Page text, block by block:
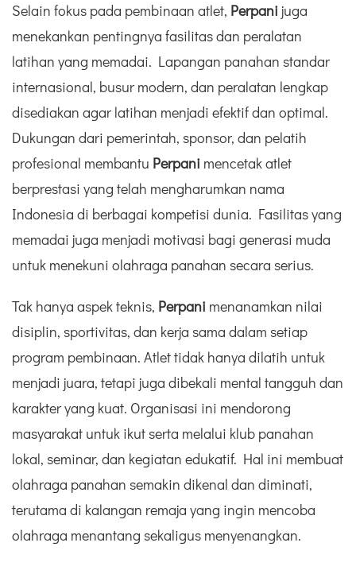
Selain fokus pada pembinaan atlet, Perpani juga
menekankan pentingnya fasilitas dan peralatan
latihan yang memadai. Lapangan panahan standar
internasional, busur modern, dan peralatan lengkap
disediakan agar latihan menjadi efektif dan optimal.
Dukungan dari pemerintah, sponsor, dan pelatih
profesional membantu Perpani mencetak atlet
berprestasi yang telah mengharumkan nama
Indonesia di berbagai kompetisi dunia. Fasilitas yang
memadai juga menjadi motivasi bagi generasi muda
untuk menekuni olahraga panahan secara serius.
Tak hanya aspek teknis, Perpani menanamkan nilai
disiplin, sportivitas, dan kerja sama dalam setiap
program pembinaan. Atlet tidak hanya dilatih untuk
menjadi juara, tetapi juga dibekali mental tangguh dan
karakter yang kuat. Organisasi ini mendorong
masyarakat untuk ikut serta melalui klub panahan
lokal, seminar, dan kegiatan edukatif. Hal ini membuat
olahraga panahan semakin dikenal dan diminati,
terutama di kalangan remaja yang ingin mencoba
olahraga menantang sekaligus menyenangkan.